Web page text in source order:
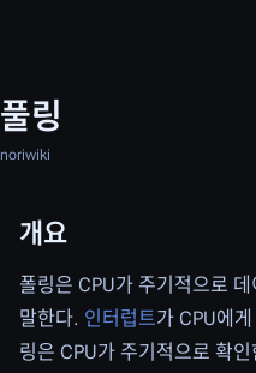
풀링
noriwiki
개요
폴링은 CPU가 주기적으로
말한다. 인터럽트가 CPU에
링은 CPU가 주기적으로 확